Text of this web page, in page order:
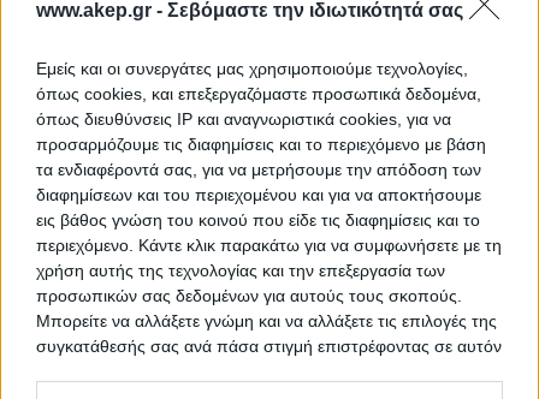
www.akep.gr - Σεβόμαστε την ιδιωτικότητά σας
Εμείς και οι συνεργάτες μας χρησιμοποιούμε τεχνολογίες,
όπως cookies, και επεξεργαζόμαστε προσωπικά δεδομένα,
όπως διευθύνσεις IP και αναγνωριστικά cookies, για να
προσαρμόζουμε τις διαφημίσεις και το περιεχόμενο με βάση
τα ενδιαφέροντά σας, για να μετρήσουμε την απόδοση των
διαφημίσεων και του περιεχομένου και για να αποκτήσουμε
εις βάθος γνώση του κοινού που είδε τις διαφημίσεις και το
περιεχόμενο. Κάντε κλικ παρακάτω για να συμφωνήσετε με τη
χρήση αυτής της τεχνολογίας και την επεξεργασία των
προσωπικών σας δεδομένων για αυτούς τους σκοπούς.
Μπορείτε να αλλάξετε γνώμη και να αλλάξετε τις επιλογές της
συγκατάθεσής σας ανά πάσα στιγμή επιστρέφοντας σε αυτόν
ΤΙΤΛΟΣ
Προμήθεια μίας (1) συσκευής
προσομοίωσης ανατροπής/
ατυχημάτων και ζώνης»
ΤΙΤΛΟΣ
Προμήθεια 3 οχημάτων για χρήση
ως Κινητοί Χώροι Εποπτευόμενης
Χρήσης
ΤΙΤΛΟΣ
Διακήρυξη υπ΄αρίθμ. 23/26 του 201